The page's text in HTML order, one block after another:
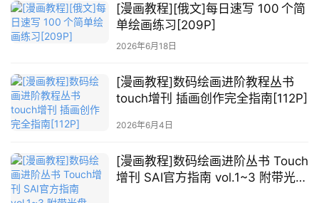
材
图
库
于
本
站
[漫画教程][俄文]每日速写 100 个简
单绘画练习[209P]
2026年6月18日
[漫画教程]数码绘画进阶教程丛书
touch增刊 插画创作完全指南[112P]
2026年6月4日
[漫画教程]数码绘画进阶丛书 Touch
增刊 SAI官方指南 vol.1~3 附带光盘